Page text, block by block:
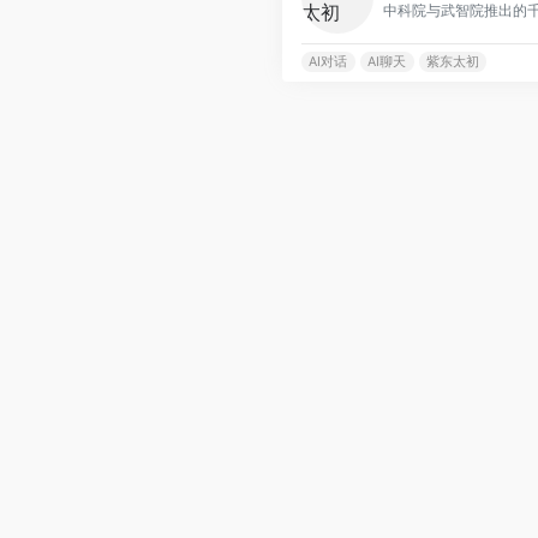
AI对话 AI聊天 紫东太初